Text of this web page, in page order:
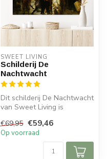
SWEET LIVING
Schilderij De
Nachtwacht
Dit schilderij De Nachtwacht
van Sweet Living is
Op...
€69,95 €59,46
Op voorraad